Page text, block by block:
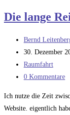
das
Die lange
Beitrags-
Autor:
Bernd
Beitrag
veröffentlicht:
30. Dezember
Beitrags-
Kategorie:
Raumfahrt
Beitrags-
0 Kommentare
Ich nutze die Zeit
Website. eigentlich